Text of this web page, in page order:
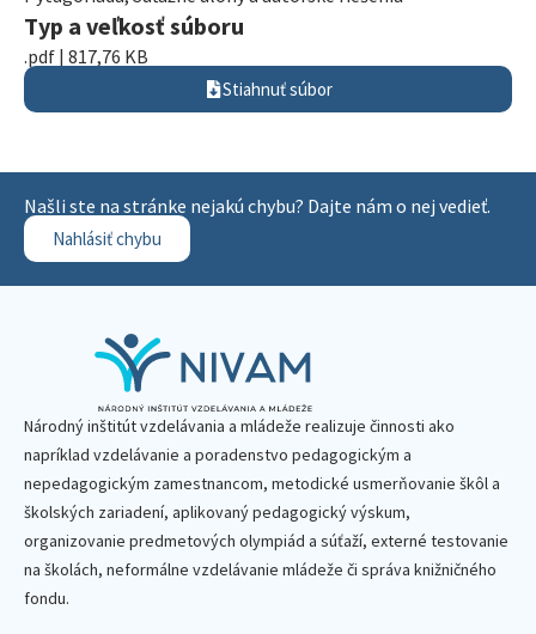
Typ a veľkosť súboru
.pdf | 817,76 KB
Stiahnuť súbor
Našli ste na stránke nejakú chybu? Dajte nám o nej vedieť.
Nahlásiť chybu
Národný inštitút vzdelávania a mládeže realizuje činnosti ako
napríklad vzdelávanie a poradenstvo pedagogickým a
nepedagogickým zamestnancom, metodické usmerňovanie škôl a
školských zariadení, aplikovaný pedagogický výskum,
organizovanie predmetových olympiád a súťaží, externé testovanie
na školách, neformálne vzdelávanie mládeže či správa knižničného
fondu.